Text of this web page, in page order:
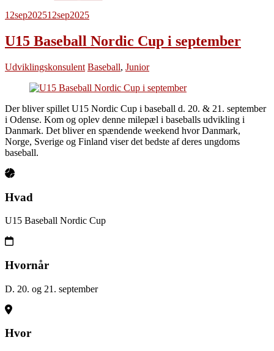
12sep202512sep2025
U15 Baseball Nordic Cup i september
Udviklingskonsulent Baseball, Junior
Der bliver spillet U15 Nordic Cup i baseball d. 20. & 21. september
i Odense. Kom og oplev denne milepæl i baseballs udvikling i
Danmark. Det bliver en spændende weekend hvor Danmark,
Norge, Sverige og Finland viser det bedste af deres ungdoms
baseball.
Hvad
U15 Baseball Nordic Cup
Hvornår
D. 20. og 21. september
Hvor